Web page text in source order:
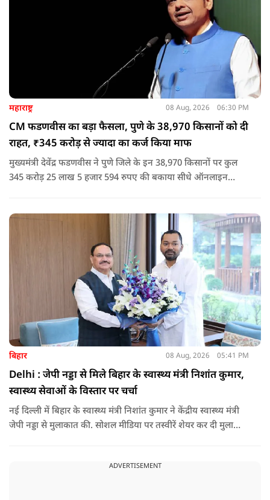
महाराष्ट्र 08 Aug, 2026 06:30 PM
CM फडणवीस का बड़ा फैसला, पुणे के 38,970 किसानों को दी
राहत, ₹345 करोड़ से ज्यादा का कर्ज किया माफ
मुख्यमंत्री देवेंद्र फडणवीस ने पुणे जिले के इन 38,970 किसानों पर कुल
345 करोड़ 25 लाख 5 हजार 594 रुपए की बकाया सीधे ऑनलाइन
बिहार 08 Aug, 2026 05:41 PM
Delhi : जेपी नड्डा से मिले बिहार के स्वास्थ्य मंत्री निशांत कुमार,
स्वास्थ्य सेवाओं के विस्तार पर चर्चा
नई दिल्ली में बिहार के स्वास्थ्य मंत्री निशांत कुमार ने केंद्रीय स्वास्थ्य मंत्री
जेपी नड्डा से मुलाकात की. सोशल मीडिया पर तस्वीरें शेयर कर दी मुलाकात
ADVERTISEMENT